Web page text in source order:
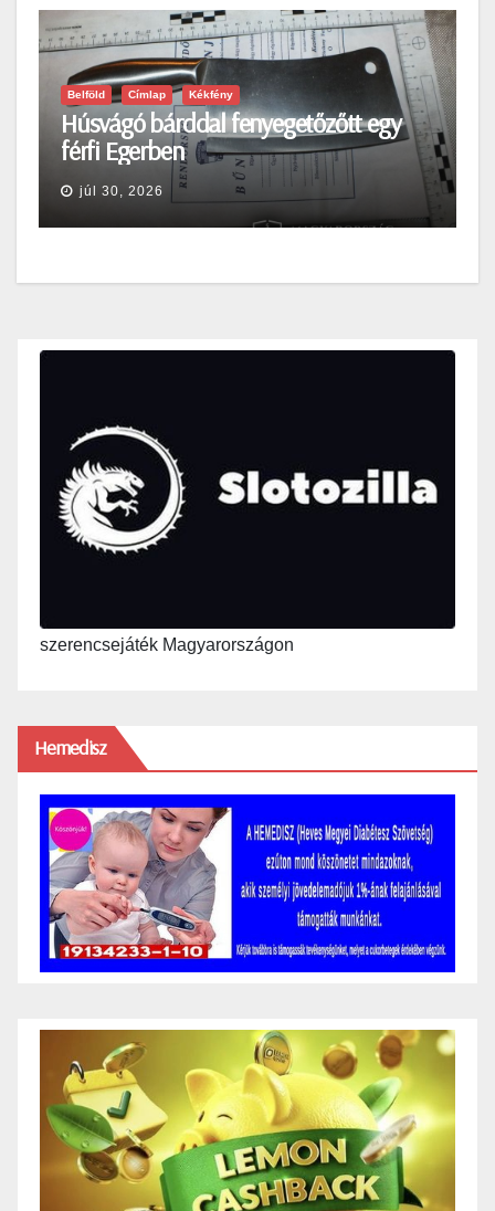
Belföld Címlap Kékfény
Húsvágó bárddal fenyegetőzőtt egy
férfi Egerben
júl 30, 2026
szerencsejáték Magyarországon
Hemedisz